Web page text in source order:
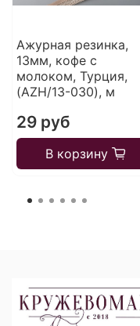
Ажурная резинка,
13мм, кофе с
молоком, Турция,
(AZH/13-030), м
29 руб
В корзину